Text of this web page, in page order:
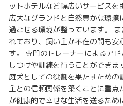
ットホテルなど幅広いサービス
広大なグランドと自然豊かな環境
過ごせる環境が整っています。
れており、飼い主が不在の間も安
す。 専門のトレーナーによるア
しつけや訓練を行うことができ
庭犬としての役割を果たすための
主との信頼関係を築くことに重点
が健康的で幸せな生活を送るため